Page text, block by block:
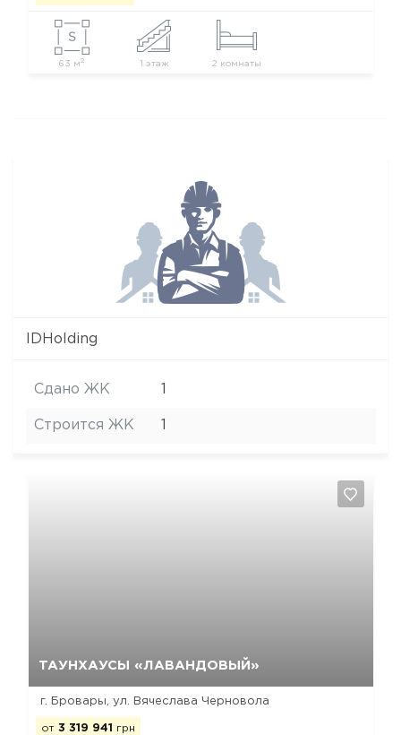
63 м2 1 этаж 2 комнаты
IDHolding
Сдано ЖК
Строится ЖК
ТАУНХАУСЫ «ЛАВАНДОВЫЙ»
г. Бровары, ул. Вячеслава Черновола
от 3 319 941 грн